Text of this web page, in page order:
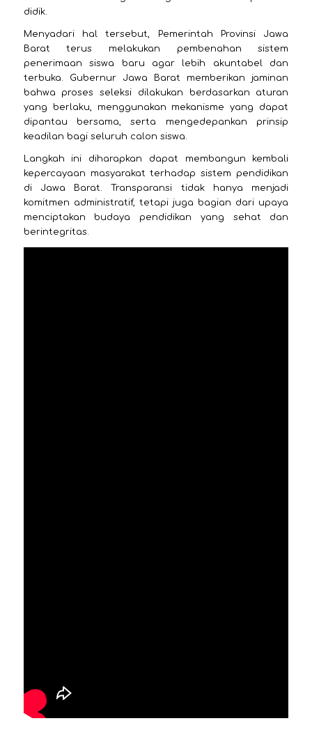
didik.
Menyadari hal tersebut, Pemerintah Provinsi Jawa
Barat terus melakukan pembenahan sistem
penerimaan siswa baru agar lebih akuntabel dan
terbuka. Gubernur Jawa Barat memberikan jaminan
bahwa proses seleksi dilakukan berdasarkan aturan
yang berlaku, menggunakan mekanisme yang dapat
dipantau bersama, serta mengedepankan prinsip
keadilan bagi seluruh calon siswa.
Langkah ini diharapkan dapat membangun kembali
kepercayaan masyarakat terhadap sistem pendidikan
di Jawa Barat. Transparansi tidak hanya menjadi
komitmen administratif, tetapi juga bagian dari upaya
menciptakan budaya pendidikan yang sehat dan
berintegritas.